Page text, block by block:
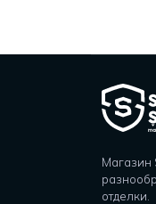
Магазин
отделки.